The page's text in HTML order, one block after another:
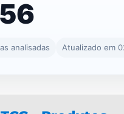
analisadas Atualizado em